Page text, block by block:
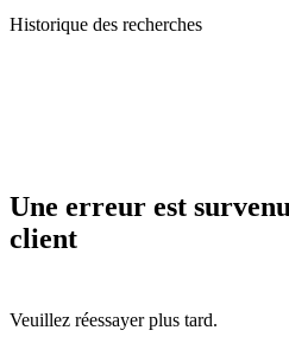
Historique des recherches
Une erreur est
client
Veuillez réessayer plus tard.